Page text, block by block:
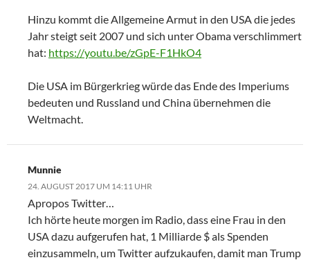
Hinzu kommt die Allgemeine Armut in den USA die jedes
Jahr steigt seit 2007 und sich unter Obama verschlimmert
hat: https://youtu.be/zGpE-F1HkO4
Die USA im Bürgerkrieg würde das Ende des Imperiums
bedeuten und Russland und China übernehmen die
Weltmacht.
Munnie
24. AUGUST 2017 UM 14:11 UHR
Apropos Twitter…
Ich hörte heute morgen im Radio, dass eine Frau in den
USA dazu aufgerufen hat, 1 Milliarde $ als Spenden
einzusammeln, um Twitter aufzukaufen, damit man Trump